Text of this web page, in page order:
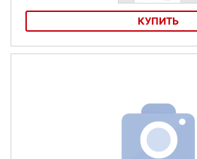
КУПИТЬ
Самокат городской RIDEX Epsilon 180 мм